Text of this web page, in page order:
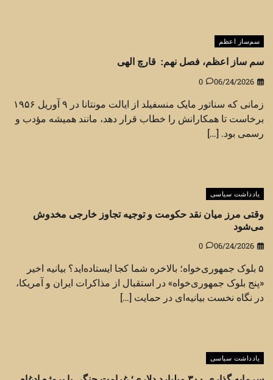
سم‌ساز اعظم
سم ساز اعظم، فصل نهم: قارچ الهی
06/24/2026
0
زمانی که سناتور مایک منسفیلد از ایالت مونتانا در ۹ آوریل ۱۹۵۶
برخاست تا همکارانش را خطاب قرار دهد، مانند همیشه مؤدب و
رسمی بود. […]
یادداشت سیاسی
وقتی مرز میان نقد حکومت و توجیه تجاوز خارجی مخدوش
می‌شود
06/24/2026
0
۵ بلوک جمهوری‌خواه؛ بالاخره شما کجا ایستاده‌اید؟ بیانیه اخیر
«پنج بلوک جمهوری‌خواه» در استقبال از مذاکرات ایران و آمریکا،
در نگاه نخست بیانیه‌ای در حمایت […]
یادداشت سیاسی